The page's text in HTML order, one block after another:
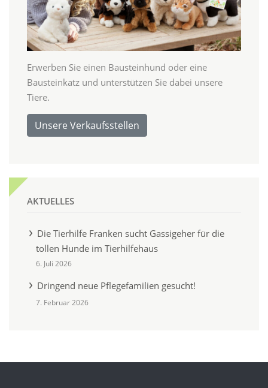
Erwerben Sie einen Bausteinhund oder eine
Bausteinkatz und unterstützen Sie dabei unsere
Tiere.
Unsere Verkaufsstellen
AKTUELLES
Die Tierhilfe Franken sucht Gassigeher für die
tollen Hunde im Tierhilfehaus
6. Juli 2026
Dringend neue Pflegefamilien gesucht!
7. Februar 2026